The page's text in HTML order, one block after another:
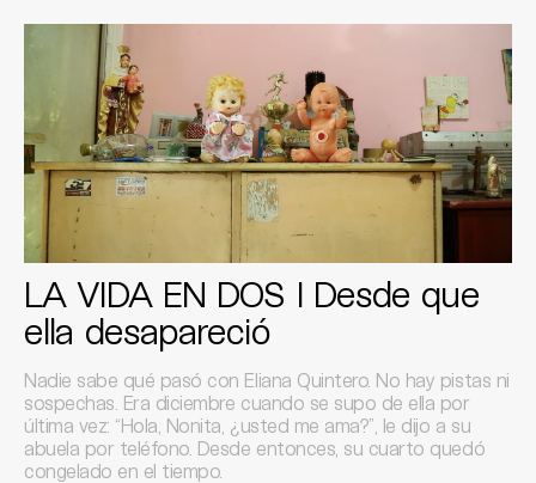
LA VIDA EN DOS I Desde que
ella desapareció
Nadie sabe qué pasó con Eliana Quintero. No hay pistas ni
sospechas. Era diciembre cuando se supo de ella por
última vez: “Hola, Nonita, ¿usted me ama?”, le dijo a su
abuela por teléfono. Desde entonces, su cuarto quedó
congelado en el tiempo.